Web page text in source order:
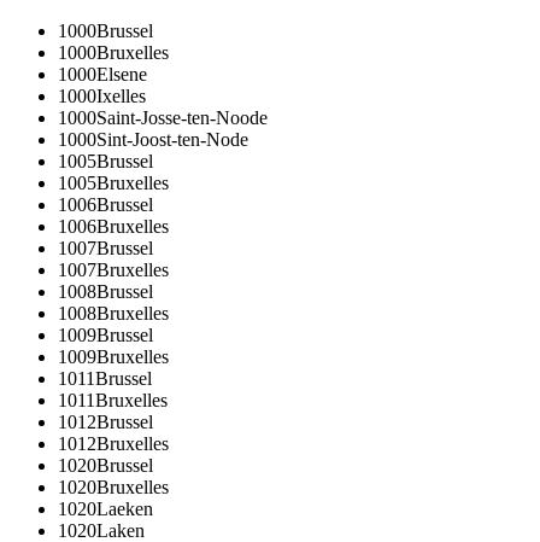
1000Brussel
1000Bruxelles
1000Elsene
1000Ixelles
1000Saint-Josse-ten-Noode
1000Sint-Joost-ten-Node
1005Brussel
1005Bruxelles
1006Brussel
1006Bruxelles
1007Brussel
1007Bruxelles
1008Brussel
1008Bruxelles
1009Brussel
1009Bruxelles
1011Brussel
1011Bruxelles
1012Brussel
1012Bruxelles
1020Brussel
1020Bruxelles
1020Laeken
1020Laken